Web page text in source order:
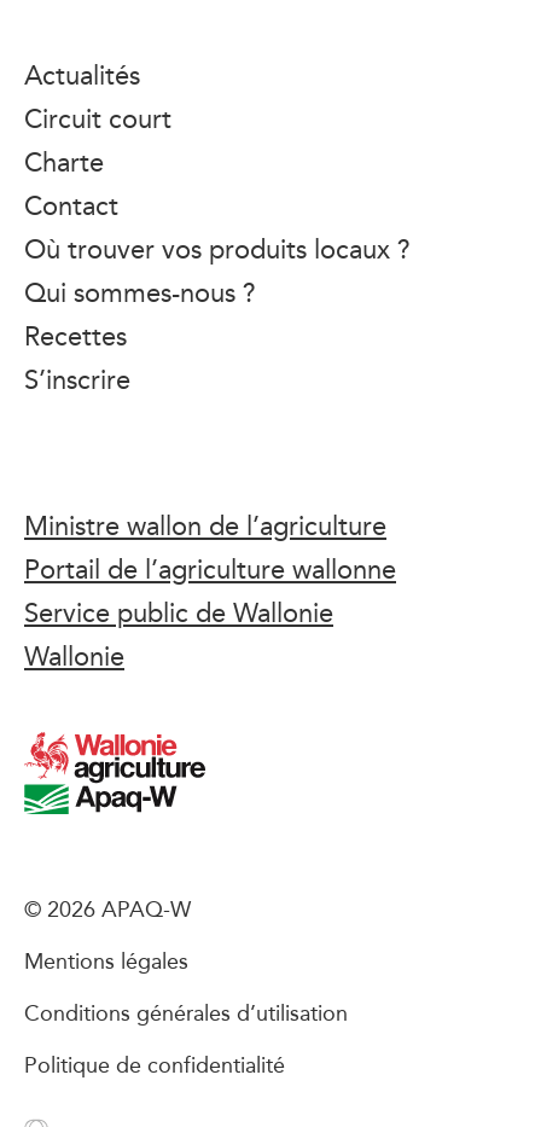
Actualités
Circuit court
Charte
Contact
Où trouver vos produits locaux ?
Qui sommes-nous ?
Recettes
S’inscrire
Ministre wallon de l’agriculture
Portail de l’agriculture wallonne
Service public de Wallonie
Wallonie
© 2026 APAQ-W
Mentions légales
Conditions générales d’utilisation
Politique de confidentialité